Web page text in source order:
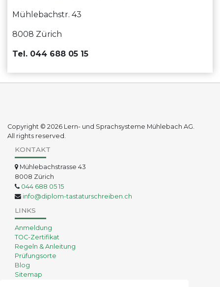
Mühlebachstr. 43
8008 Zürich
Tel. 044 688 05 15
Copyright © 2026 Lern- und Sprachsysteme Mühlebach AG.
All rights reserved.
KONTAKT
Mühlebachstrasse 43
8008 Zürich
044 688 05 15
info@diplom-tastaturschreiben.ch
LINKS
Anmeldung
TOC-Zertifikat
Regeln & Anleitung
Prüfungsorte
Blog
Sitemap